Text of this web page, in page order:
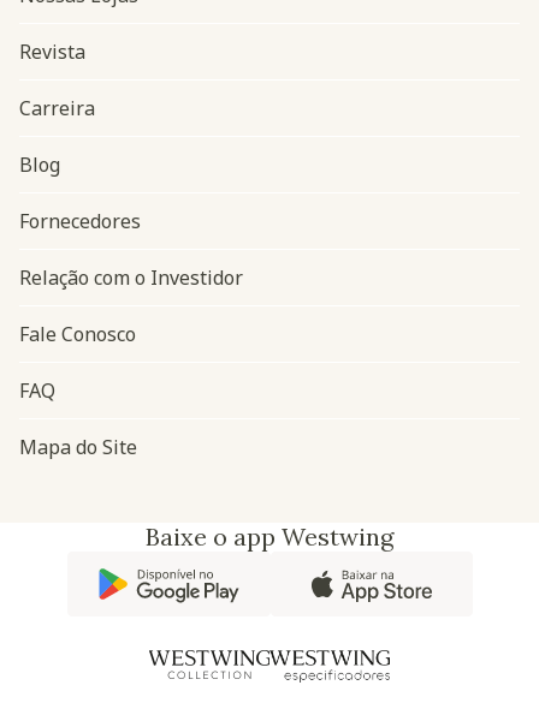
Navegação do rodapé
Revista
Carreira
Blog
Fornecedores
Relação com o Investidor
Fale Conosco
FAQ
Mapa do Site
Baixe o app Westwing